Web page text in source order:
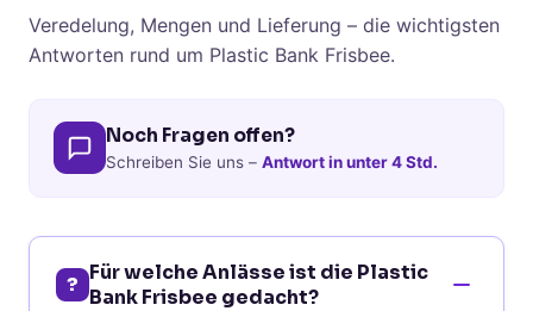
Veredelung, Mengen und Lieferung – die wichtigsten
Antworten rund um Plastic Bank Frisbee.
Noch Fragen offen?
Schreiben Sie uns – Antwort in unter 4 Std.
? Für welche Anlässe ist die Plastic
Bank Frisbee gedacht?